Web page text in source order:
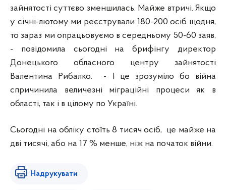
зайнятості суттєво зменшилась. Майже втричі. Якщо
у січні-лютому ми реєстрували 180-200 осіб щодня,
то зараз ми опрацьовуємо в середньому 50-60 заяв,
- повідомила сьогодні на брифінгу директор
Донецького обласного центру зайнятості
Валентина Рибалко. - І це зрозуміло бо війна
спричинила величезні міграційні процеси як в
області, так і в цілому по Україні.
Сьогодні на обліку стоїть 8 тисяч осіб, це майже на
дві тисячі, або на 17 % менше, ніж на початок війни.
Надрукувати